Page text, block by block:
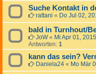
Suche Kontakt in
rattani « Do Jul 02,
bald in Turnhout/
JoW« Mi Apr 01,
Antworten: 1
kann das sein?
Daniela24 « Mo Mär